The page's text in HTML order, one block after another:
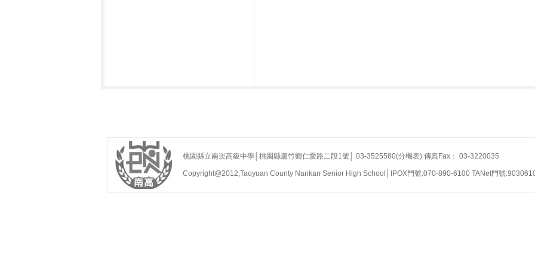
桃園縣立南崁高級中學│桃園縣蘆竹鄉仁愛路二段1號│ 03-3525580(分機表) 傳真Fax： 03-3220035
Copyright@2012,Taoyuan County Nankan Senior High School│IPOX門號:070-890-6100 TANet門號